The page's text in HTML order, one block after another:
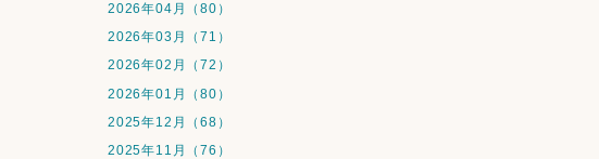
2026年04月（80）
2026年03月（71）
2026年02月（72）
2026年01月（80）
2025年12月（68）
2025年11月（76）